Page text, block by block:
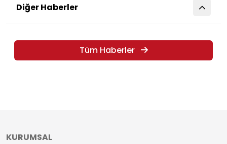
Diğer Haberler
Tüm Haberler
KURUMSAL